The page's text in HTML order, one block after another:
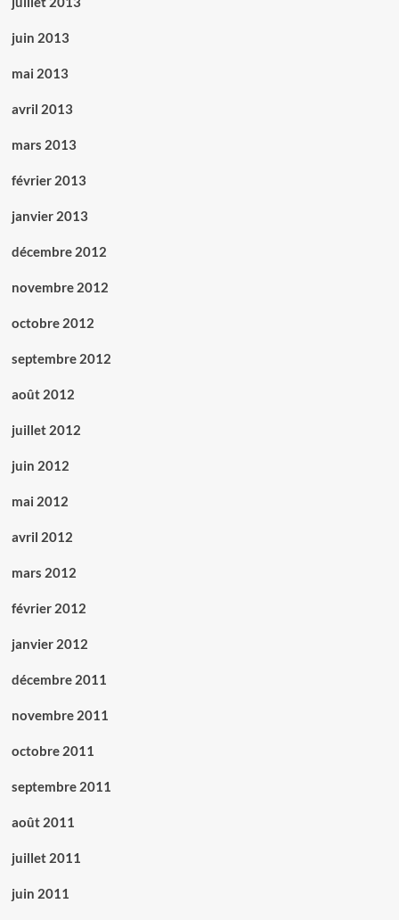
juin 2013
mai 2013
avril 2013
mars 2013
février 2013
janvier 2013
décembre 2012
novembre 2012
octobre 2012
septembre 2012
août 2012
juillet 2012
juin 2012
mai 2012
avril 2012
mars 2012
février 2012
janvier 2012
décembre 2011
novembre 2011
octobre 2011
septembre 2011
août 2011
juillet 2011
juin 2011